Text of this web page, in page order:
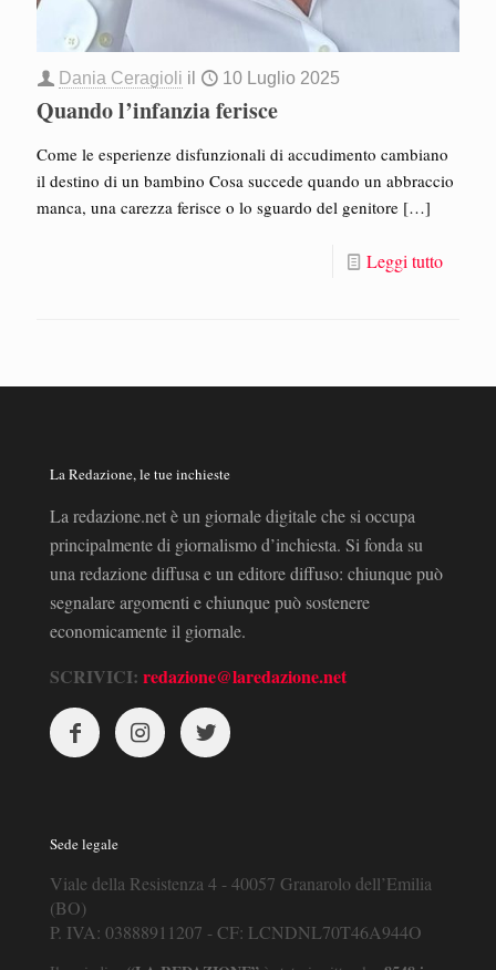
Dania Ceragioli il 10 Luglio 2025
Quando l’infanzia ferisce
Come le esperienze disfunzionali di accudimento cambiano
il destino di un bambino Cosa succede quando un abbraccio
manca, una carezza ferisce o lo sguardo del genitore […]
Leggi tutto
La Redazione, le tue inchieste
La redazione.net è un giornale digitale che si occupa
principalmente di giornalismo d’inchiesta. Si fonda su
una redazione diffusa e un editore diffuso: chiunque può
segnalare argomenti e chiunque può sostenere
economicamente il giornale.
SCRIVICI: redazione@laredazione.net
Sede legale
Viale della Resistenza 4 - 40057 Granarolo dell’Emilia
(BO)
P. IVA: 03888911207 - CF: LCNDNL70T46A944O